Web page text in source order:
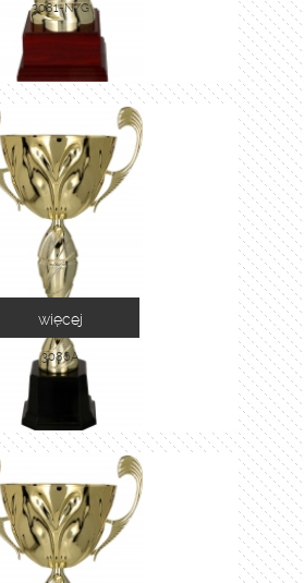
3081-N/G
3086A
więcej